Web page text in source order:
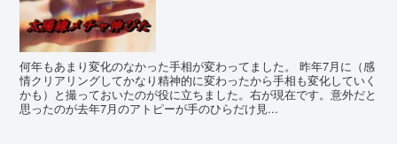
何年もあまり変化のなかった手相が変わってました。 昨年7月に（感
情クリアリングしてかなり精神的に変わったから手相も変化していく
かも）と撮っておいたのが役に立ちました。右が現在です。意外だと
思ったのが去年7月のアトピーが手のひらだけ見...